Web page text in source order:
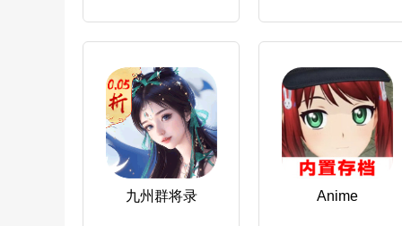
九州群将录 Anime